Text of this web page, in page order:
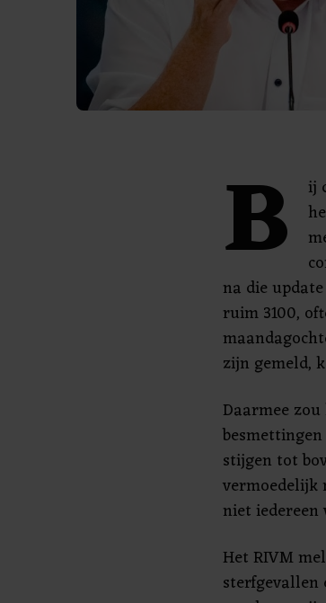
B
ij
na die
ruim 3100,
zijn gemeld,
Daarmee
stijgen tot
vermoedelijk
niet iedereen
Het RIVM
sterfgevallen